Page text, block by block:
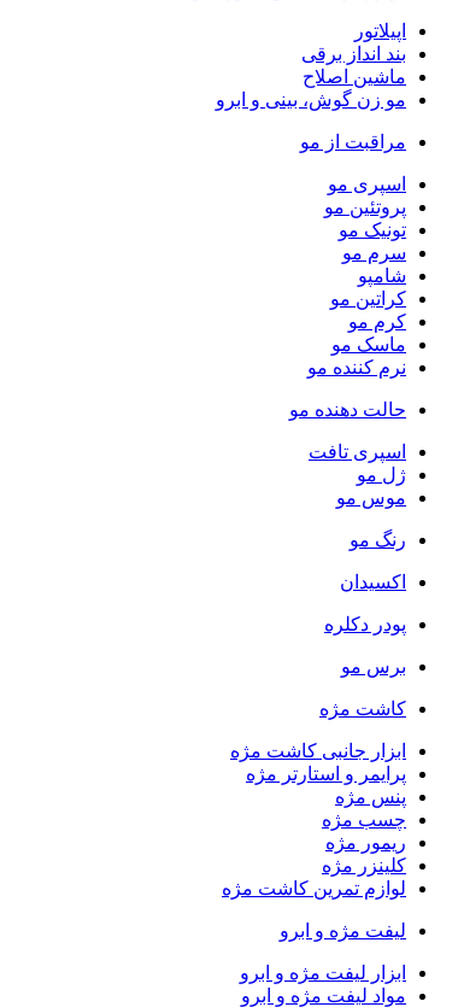
اپیلاتور
بند انداز برقی
ماشین اصلاح
مو زن گوش، بینی و ابرو
مراقبت از مو
اسپری مو
پروتئین مو
تونیک مو
سرم مو
شامپو
کراتین مو
کرم مو
ماسک مو
نرم کننده مو
حالت دهنده مو
اسپری تافت
ژل مو
موس مو
رنگ مو
اکسیدان
پودر دکلره
برس مو
کاشت مژه
ابزار جانبی کاشت مژه
پرایمر و استارتر مژه
پنس مژه
چسب مژه
ریمور مژه
کلینزر مژه
لوازم تمرین کاشت مژه
لیفت مژه و ابرو
ابزار لیفت مژه و ابرو
مواد لیفت مژه و ابرو